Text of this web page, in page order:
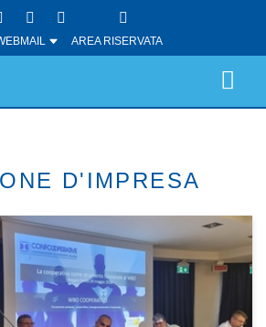
AREA RISERVATA
D'IMPRESA